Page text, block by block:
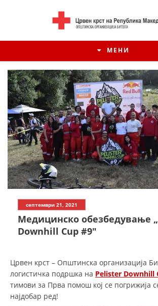
МЕНИ
ИСТОРИЈАТ НА ЦКРМ
ИСТОРИЈАТ НА ДВИЖЕЊЕТО
СТРУКТУРА НА
ЧЛЕНСТВО ВО ПРОФЕСИОНАЛНИ
септември 21, 2021
Медицинско обезбедување
Downhill Cup #9″
Црвен крст – Општинска организација
логистичка подршка на Pelister Downhill
тимови за Прва помош кој се погрижија
најдобар ред!